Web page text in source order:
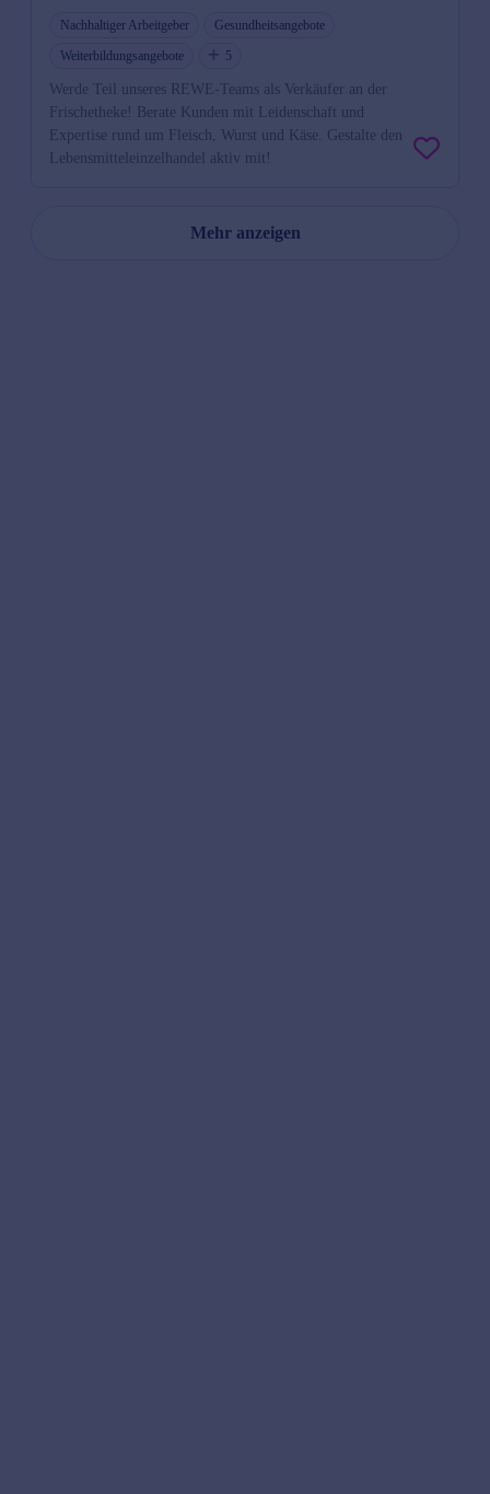
Nachhaltiger Arbeitgeber
Gesundheitsangebote
Weiterbildungsangebote
5
Werde Teil unseres REWE-Teams als Verkäufer an der
Frischetheke! Berate Kunden mit Leidenschaft und
Expertise rund um Fleisch, Wurst und Käse. Gestalte den
Lebensmitteleinzelhandel aktiv mit!
Mehr anzeigen